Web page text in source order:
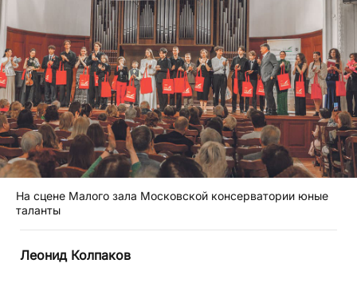
На сцене Малого зала Московской консерватории юные
таланты
Леонид Колпаков